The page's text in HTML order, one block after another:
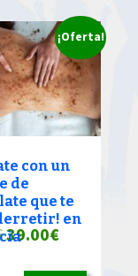
39.00€.
¡Oferta!
con un
de
que te
en
El
39.00€El